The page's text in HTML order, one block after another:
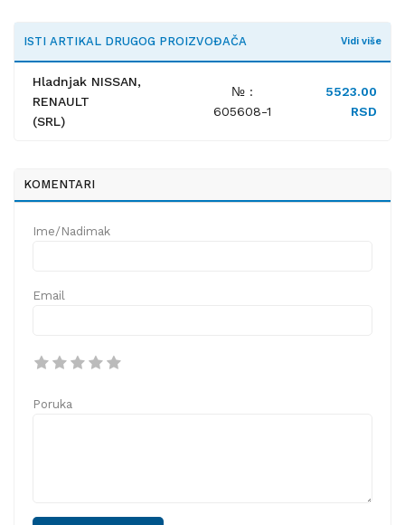
ISTI ARTIKAL DRUGOG PROIZVOĐAČA Vidi više
Hladnjak NISSAN,
RENAULT
(SRL)
№ :
605608-1
5523.00
RSD
KOMENTARI
Ime/Nadimak
Email
Poruka